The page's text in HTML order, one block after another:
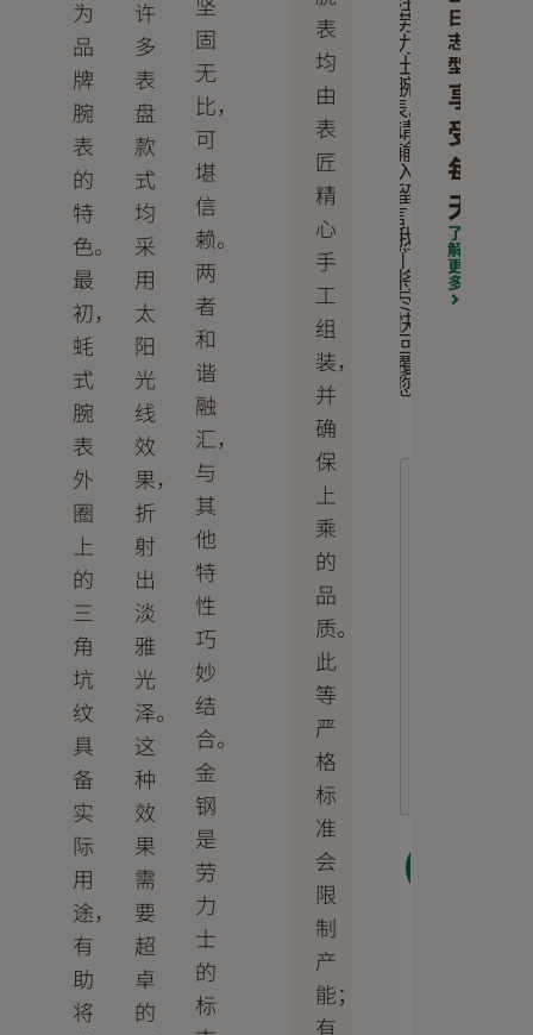
为
品
牌
腕
表
的
特
色。
最
初，
蚝
式
腕
表
外
圈
上
的
三
角
坑
纹
具
备
实
际
用
途，
有
助
将
许
多
表
盘
款
式
均
采
用
太
阳
光
线
效
果，
折
射
出
淡
雅
光
泽。
这
种
效
果
需
要
超
卓
的
固
无
比，
可
堪
信
赖。
两
者
和
谐
融
汇，
与
其
他
特
性
巧
妙
结
合。
金
钢
是
劳
力
士
的
标
表
均
由
表
匠
精
心
手
工
组
装，
并
确
保
上
乘
的
品
质。
此
等
严
格
标
准
会
限
制
产
能；
有
劳
力
士
腕
表。
请
输
入
留
言，
我
们
将
尽
快
回
覆
您
日
志
型
享
受
每
天
了
解
更
多